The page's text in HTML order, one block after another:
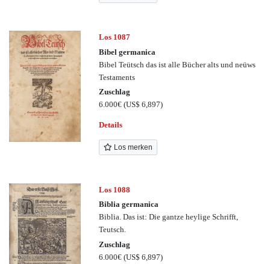
Los 1087
Bibel germanica
Bibel Teütsch das ist alle Bücher alts und neüws
Testaments
Zuschlag
6.000€(US$ 6,897)
Details
Los merken
Los 1088
Biblia germanica
Biblia. Das ist: Die gantze heylige Schrifft,
Teutsch.
Zuschlag
6.000€(US$ 6,897)